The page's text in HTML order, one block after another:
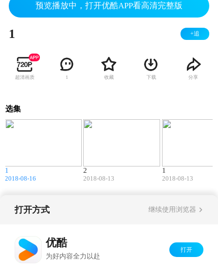
预览播放中，打开优酷APP看高清完整版
1 +追
超清画质 1 收藏 下载 分享
选集
1
2018-08-16
2
2018-08-13
1
2018-08-13
打开方式 继续使用浏览器
优酷
为好内容全力以赴
打开